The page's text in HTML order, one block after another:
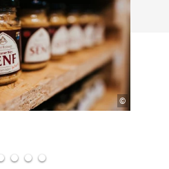
©